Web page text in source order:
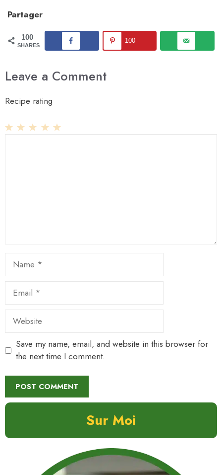
Partager
100
SHARES
100
Leave a Comment
Recipe rating
Name
Email
Website
Save my name, email, and website in this browser for
the next time I comment.
Sur Moi